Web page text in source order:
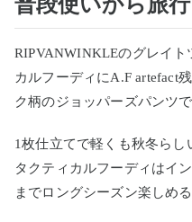
RIPVANWINKLEのグレイト
カルフーディにA.F artefact
ク柄のジョッパーズパンツ
1枚仕立てで軽くも秋冬ら
タクティカルフーディはイ
までロングシーズン楽しめ